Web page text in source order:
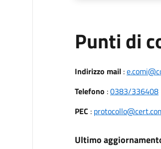
Punti di
Indirizzo mail:
Telefono :0383/336408
PEC :
Ultimo